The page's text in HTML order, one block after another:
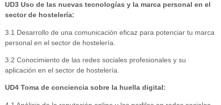
UD3 Uso de las nuevas tecnologías y la marca personal en el
sector de hostelería:
3.1 Desarrollo de una comunicación eficaz para potenciar tu marca
personal en el sector de hostelería.
3.2 Conocimiento de las redes sociales profesionales y su
aplicación en el sector de hostelería.
UD4 Toma de conciencia sobre la huella digital: